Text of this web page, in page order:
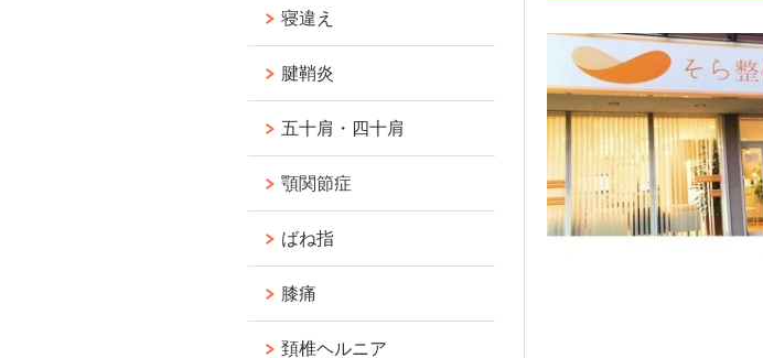
寝違え
腱鞘炎
五十肩・四十肩
顎関節症
ばね指
膝痛
頚椎ヘルニア